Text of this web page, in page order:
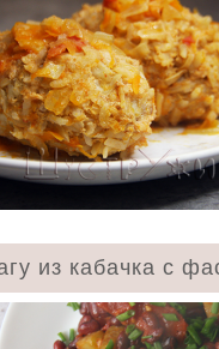
из кабачка с